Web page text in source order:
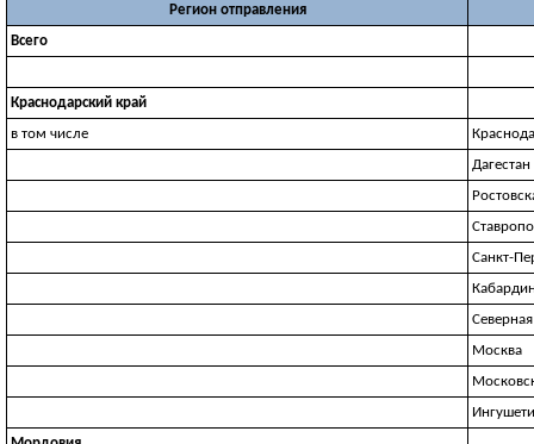
Регион отправления
Всего
Краснодарский край
в том числе
Дагестан
Санкт-
Москва